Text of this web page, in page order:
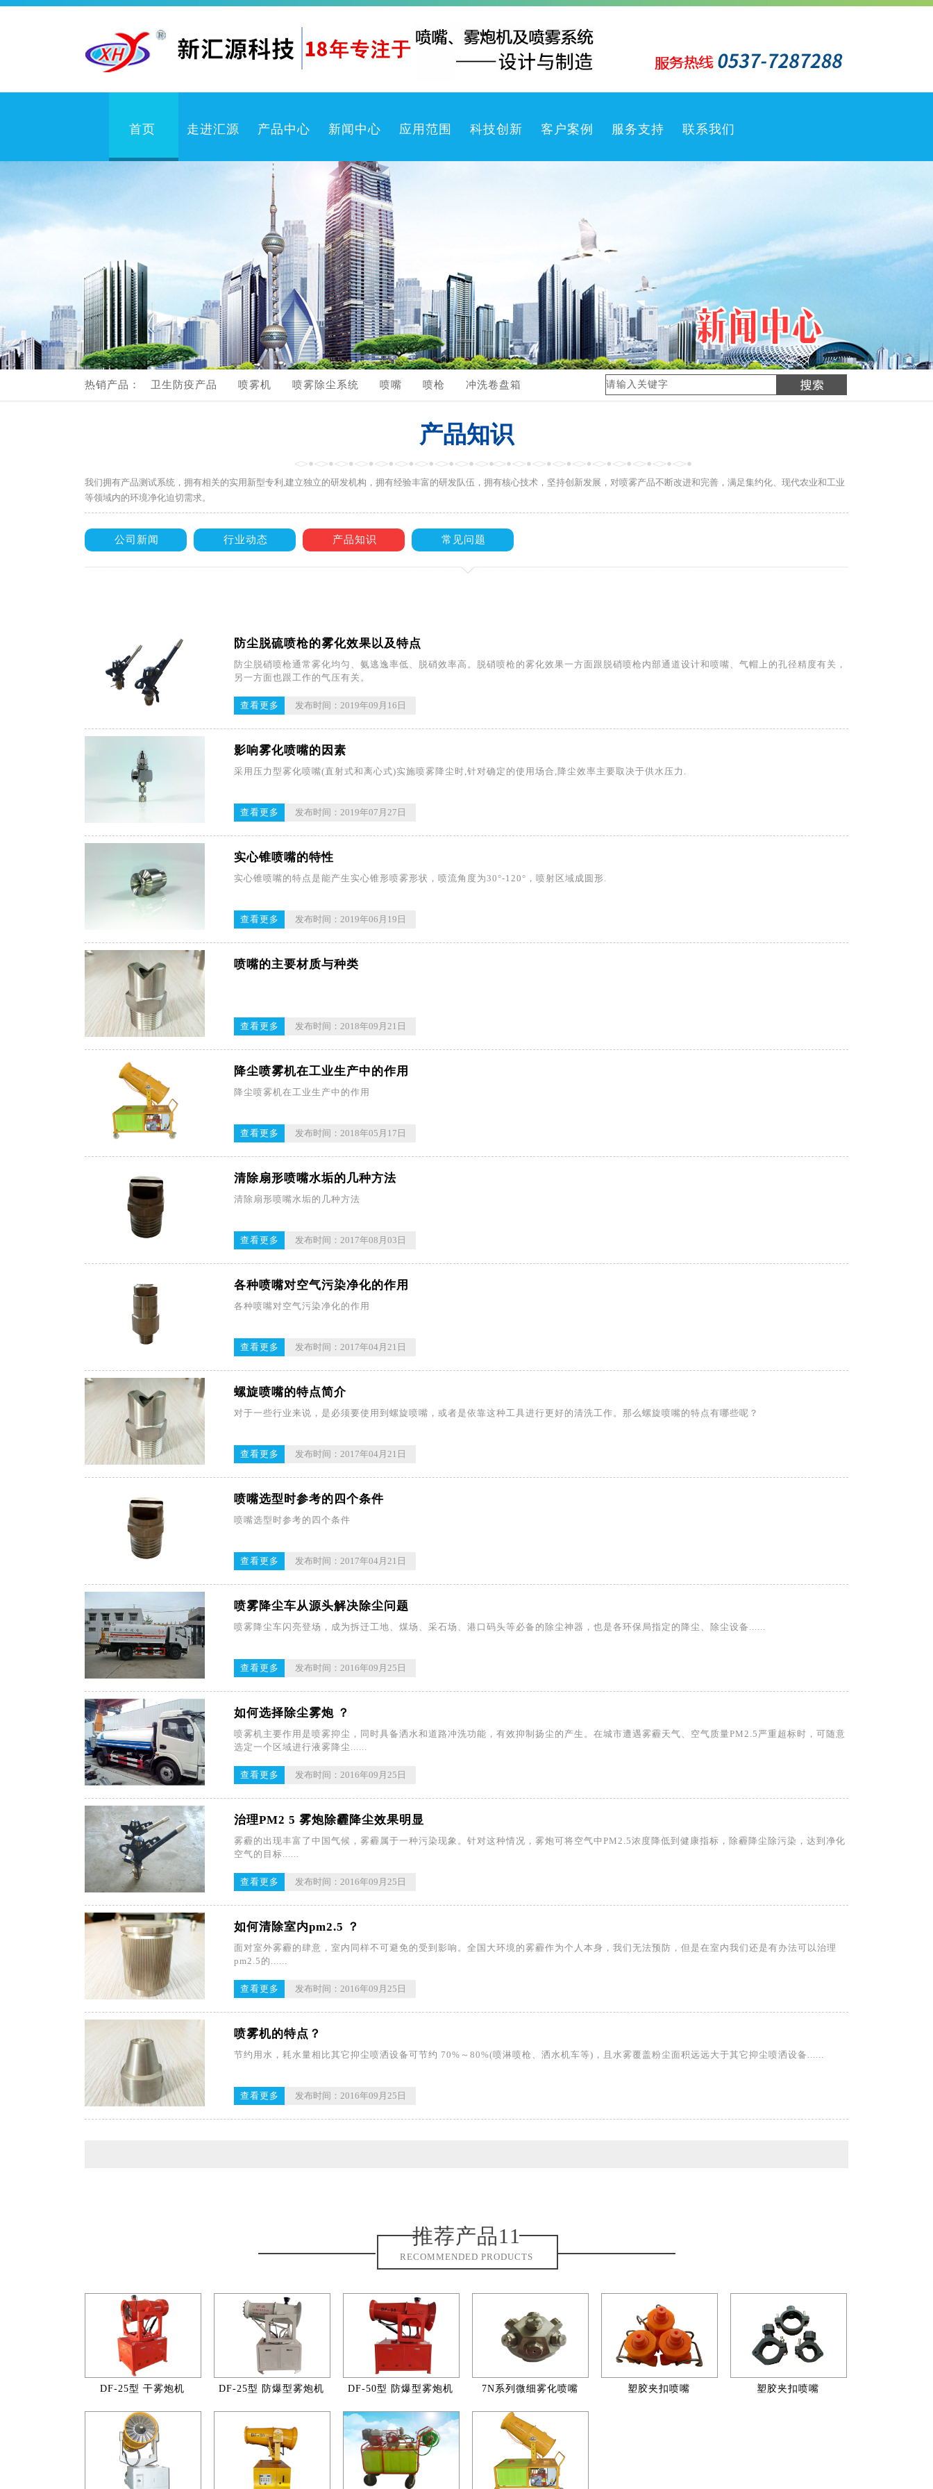
首页 走进汇源
企业文化
公司简介
检测中心
体系认证
产品中心
卫生防疫产品
喷雾机
喷嘴
喷枪
冲洗卷盘箱
喷雾系统
流体管路配件
产品视频展示
新闻中心
公司新闻
行业动态
产品知识
常见问题
应用范围 科技创新 客户案例 服务支持 联系我们
热销产品： 卫生防疫产品 喷雾机 喷雾除尘系统 喷嘴 喷枪 冲洗卷盘箱
产品知识
我们拥有产品测试系统，拥有相关的实用新型专利,建立独立的研发机构，拥有经验丰富的研发队伍，拥有核心技术，坚持创新发展，对喷雾产品不断改进和完善，满足集约化、现代农业和工业
等领域内的环境净化迫切需求。
公司新闻 行业动态 产品知识 常见问题
防尘脱硫喷枪的雾化效果以及特点
​防尘脱硝喷枪通常雾化均匀、氨逃逸率低、脱硝效率高。脱硝喷枪的雾化效果一方面跟脱硝喷枪内部通道设计和喷嘴、气帽上的孔径精度有关，
另一方面也跟工作的气压有关。
查看更多 发布时间：2019年09月16日
影响雾化喷嘴的因素
采用压力型雾化喷嘴(直射式和离心式)实施喷雾降尘时,针对确定的使用场合,降尘效率主要取决于供水压力.
查看更多 发布时间：2019年07月27日
实心锥喷嘴的特性
​实心锥喷嘴的特点是能产生实心锥形喷雾形状，喷流角度为30°-120°，喷射区域成圆形.
查看更多 发布时间：2019年06月19日
喷嘴的主要材质与种类
查看更多 发布时间：2018年09月21日
降尘喷雾机在工业生产中的作用
降尘喷雾机在工业生产中的作用
查看更多 发布时间：2018年05月17日
清除扇形喷嘴水垢的几种方法
清除扇形喷嘴水垢的几种方法
查看更多 发布时间：2017年08月03日
各种喷嘴对空气污染净化的作用
各种喷嘴对空气污染净化的作用
查看更多 发布时间：2017年04月21日
螺旋喷嘴的特点简介
对于一些行业来说，是必须要使用到螺旋喷嘴，或者是依靠这种工具进行更好的清洗工作。那么螺旋喷嘴的特点有哪些呢？
查看更多 发布时间：2017年04月21日
喷嘴选型时参考的四个条件
喷嘴选型时参考的四个条件
查看更多 发布时间：2017年04月21日
喷雾降尘车从源头解决除尘问题
喷雾降尘车闪亮登场，成为拆迁工地、煤场、采石场、港口码头等必备的除尘神器，也是各环保局指定的降尘、除尘设备......
查看更多 发布时间：2016年09月25日
如何选择除尘雾炮 ？
喷雾机主要作用是喷雾抑尘，同时具备洒水和道路冲洗功能，有效抑制扬尘的产生。在城市遭遇雾霾天气、空气质量PM2.5严重超标时，可随意
选定一个区域进行液雾降尘......
查看更多 发布时间：2016年09月25日
治理PM2 5 雾炮除霾降尘效果明显
雾霾的出现丰富了中国气候，雾霾属于一种污染现象。针对这种情况，雾炮可将空气中PM2.5浓度降低到健康指标，除霾降尘除污染，达到净化
空气的目标......
查看更多 发布时间：2016年09月25日
如何清除室内pm2.5 ？
面对室外雾霾的肆意，室内同样不可避免的受到影响。全国大环境的雾霾作为个人本身，我们无法预防，但是在室内我们还是有办法可以治理
pm2.5的......
查看更多 发布时间：2016年09月25日
喷雾机的特点？
节约用水，耗水量相比其它抑尘喷洒设备可节约 70%～80%(喷淋喷枪、洒水机车等)，且水雾覆盖粉尘面积远远大于其它抑尘喷洒设备......
查看更多 发布时间：2016年09月25日
推荐产品11
RECOMMENDED PRODUCTS
DF-25型 干雾炮机 DF-25型 防爆型雾炮机 DF-50型 防爆型雾炮机 7N系列微细雾化喷嘴 塑胶夹扣喷嘴 塑胶夹扣喷嘴